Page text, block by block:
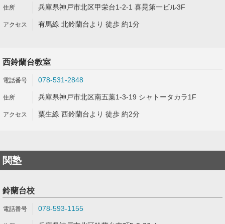
兵庫県神戸市北区甲栄台1-2-1 喜晃第一ビル3F
有馬線 北鈴蘭台より 徒歩 約1分
西鈴蘭台教室
078-531-2848
兵庫県神戸市北区南五葉1-3-19 シャトータカラ1F
粟生線 西鈴蘭台より 徒歩 約2分
関塾
鈴蘭台校
078-593-1155